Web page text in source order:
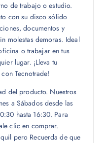
de trabajo o estudio.
con su disco sólido
documentos y
molestas demoras. Ideal
o trabajar en tus
lugar. ¡Lleva tu
Tecnotrade!
del producto. Nuestros
a Sábados desde las
hasta 16:30. Para
clic en comprar.
pero Recuerda de que